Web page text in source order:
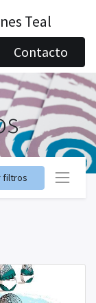
Teal
Contacto
filtros